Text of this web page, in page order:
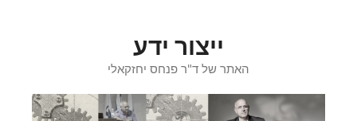
ייצור ידע
האתר של ד"ר פנחס יחזקאלי